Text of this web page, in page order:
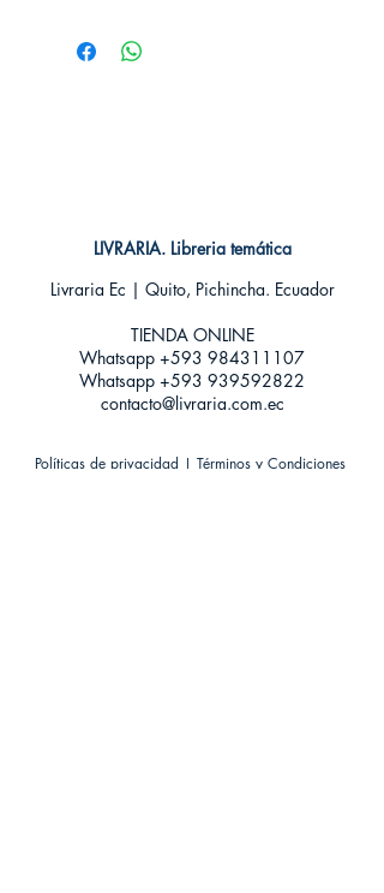
Editorial: Hidra
Idioma: Castellano
LIVRARIA. Libreria temática
Livraria Ec | Quito, Pichincha. Ecuador
TIENDA ONLINE​
Whatsapp +593 984311107
Whatsapp +593 939592822
contacto@livraria.com.ec
Políticas de privacidad | Términos y Condiciones